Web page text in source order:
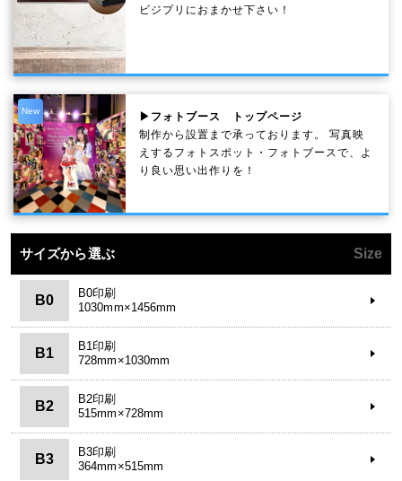
ビジプリにおまかせ下さい！
New
▶フォトブース トップページ
制作から設置まで承っております。 写真映
えするフォトスポット・フォトブースで、よ
り良い思い出作りを！
サイズから選ぶ Size
B0
B0印刷
1030mm×1456mm
B1
B1印刷
728mm×1030mm
B2
B2印刷
515mm×728mm
B3
B3印刷
364mm×515mm